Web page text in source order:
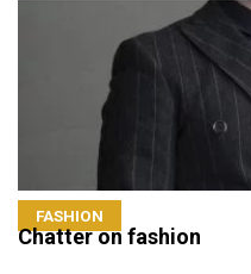
FASHION
Chatter on fashion